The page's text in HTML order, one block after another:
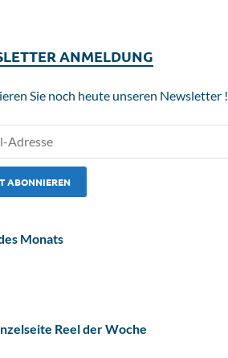
ANMELDUNG
Sie noch heute unseren Newsletter !
Monats
Reel der Woche